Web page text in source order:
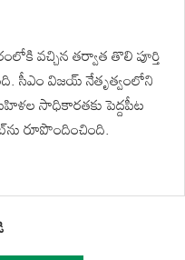
వచ్చిన తర్వాత తొలి పూర్తి
సీఎం విజయ్ నేతృత్వంలోని
సాధికారతకు పెద్దపీట
రూపొందించింది.